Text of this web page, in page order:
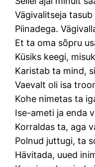
Vägivalitseja tasub
Piinadega.
Et ta oma sõpru
Küsiks keegi,
Karistab ta mind,
Vaevalt oli isa
Kohe nimetas ta
Ise-ameti ja enda
Korraldas ta, aga
Polnud juttugi, ta
Hävitada, uued